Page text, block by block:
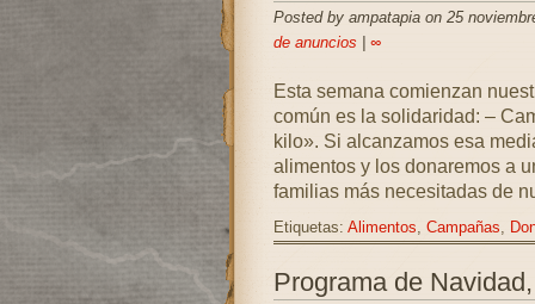
Posted by ampatapia on 25
de anuncios
∞
Esta semana comienzan
común es la solidaridad: –
kilo». Si alcanzamos esa
alimentos y los donaremos a
familias más necesitadas de
Etiquetas: Alimentos, Campañas,
Programa de